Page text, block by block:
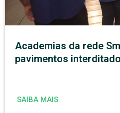
Academias da rede
pavimentos
SAIBA MAIS